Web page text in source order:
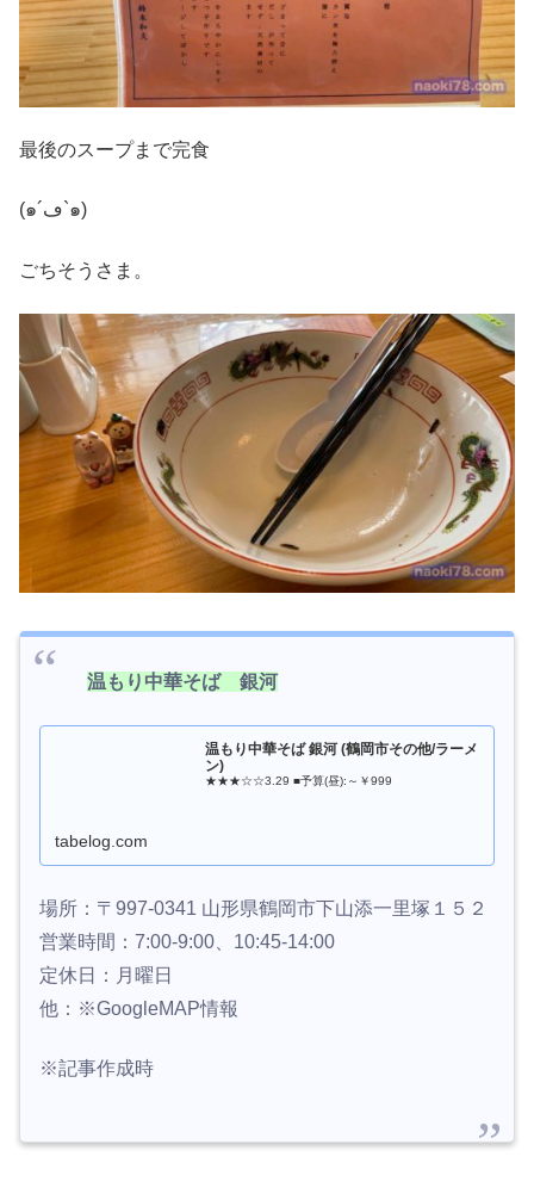
最後のスープまで完食
(๑´ڡ`๑)
ごちそうさま。
温もり中華そば 銀河
温もり中華そば 銀河 (鶴岡市その他/ラーメ
ン)
★★★☆☆3.29 ■予算(昼):～￥999
tabelog.com
場所：〒997-0341 山形県鶴岡市下山添一里塚１５２
営業時間：7:00-9:00、10:45-14:00
定休日：月曜日
他：※GoogleMAP情報
※記事作成時